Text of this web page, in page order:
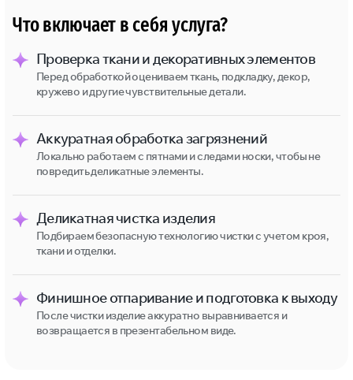
Что включает в себя услуга?
Проверка ткани и декоративных элементов
Перед обработкой оцениваем ткань, подкладку, декор,
кружево и другие чувствительные детали.
Аккуратная обработка загрязнений
Локально работаем с пятнами и следами носки, чтобы не
повредить деликатные элементы.
Деликатная чистка изделия
Подбираем безопасную технологию чистки с учетом кроя,
ткани и отделки.
Финишное отпаривание и подготовка к выходу
После чистки изделие аккуратно выравнивается и
возвращается в презентабельном виде.